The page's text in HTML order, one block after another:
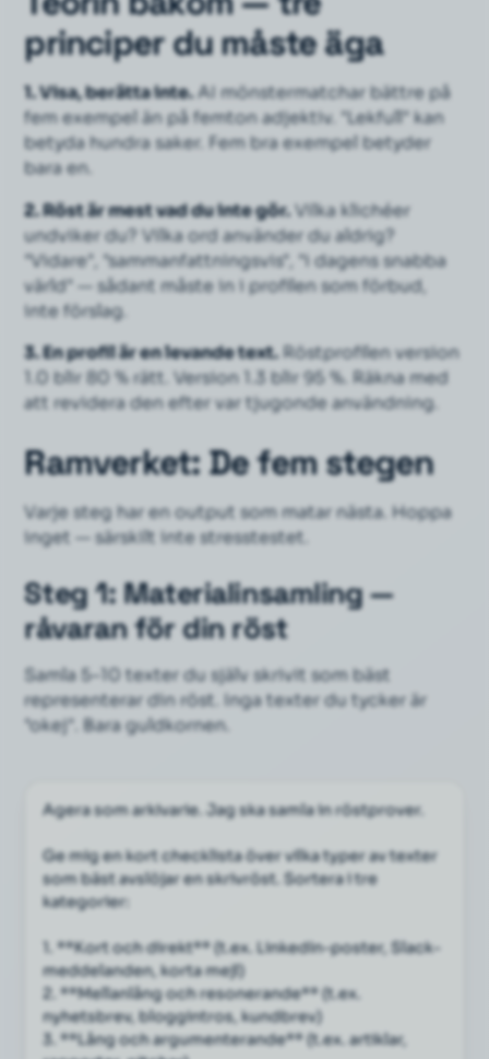
principer du måste äga
1. Visa, berätta inte.AI mönstermatchar bättre på
fem exempel än på femton adjektiv. "Lekfull" kan
betyda hundra saker. Fem bra exempel betyder
bara en.
2. Röst är mest vad duintegör.Vilka klichéer
undviker du? Vilka ord använder du aldrig?
"Vidare", "sammanfattningsvis", "i dagens snabba
värld" — sådant måste in i profilen som förbud,
inte förslag.
3. En profil är en levande text.Röstprofilen version
1.0 blir 80 % rätt. Version 1.3 blir 95 %. Räkna med
att revidera den efter var tjugonde användning.
Ramverket: De fem stegen
Varje steg har en output som matar nästa. Hoppa
inget — särskilt inte stresstestet.
Steg 1: Materialinsamling —
råvaran för din röst
Samla 5–10 texter du själv skrivit som bäst
representerar din röst. Inga texter du tycker är
"okej". Bara guldkornen.
Agera som arkivarie. Jag ska samla in röstprover.
Ge mig en kort checklista över vilka typer av texter
som bäst avslöjar en skrivröst. Sortera i tre
kategorier:
1. **Kort och direkt** (t.ex. LinkedIn-poster, Slack-
meddelanden, korta mejl)
2. **Mellanlång och resonerande** (t.ex.
nyhetsbrev, bloggintros, kundbrev)
3. **Lång och argumenterande** (t.ex. artiklar,